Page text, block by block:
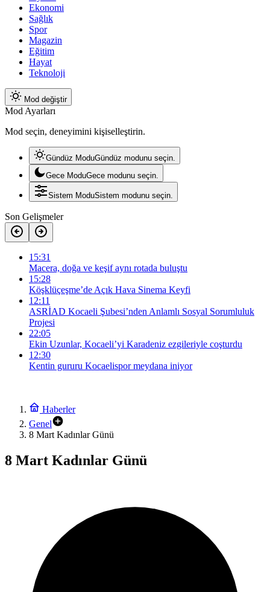
Ekonomi
Sağlık
Spor
Magazin
Eğitim
Hayat
Teknoloji
Mod değiştir
Mod Ayarları
Mod seçin, deneyimini kişiselleştirin.
Gündüz ModuGündüz modunu seçin.
Gece ModuGece modunu seçin.
Sistem ModuSistem modunu seçin.
Son Gelişmeler
15:31
Macera, doğa ve keşif aynı rotada buluştu
15:28
Köşklüçeşme’de Açık Hava Sinema Keyfi
12:11
ASRİAD Kocaeli Şubesi’nden Anlamlı Sosyal Sorumluluk
Projesi
22:05
Ekin Uzunlar, Kocaeli’yi Karadeniz ezgileriyle coşturdu
12:30
Kentin gururu Kocaelispor meydana iniyor
Haberler
Genel
8 Mart Kadınlar Günü
8 Mart Kadınlar Günü